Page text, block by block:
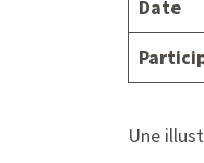
Date
Une